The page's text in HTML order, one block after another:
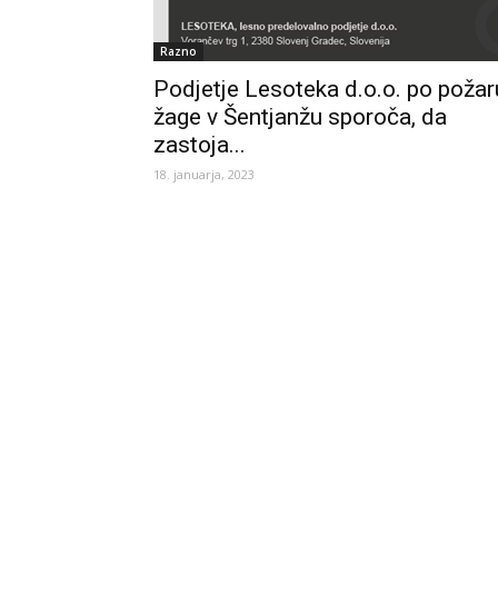
Razno
Podjetje Lesoteka d.o.o. po
žage v Šentjanžu sporoča, da
zastoja...
18. januarja, 2023